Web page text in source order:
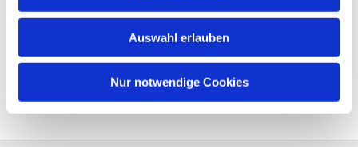
Auswahl erlauben
Nur notwendige Cookies